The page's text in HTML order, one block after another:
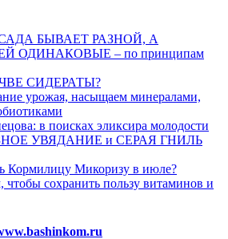
БЫВАЕТ РАЗНОЙ, А
ОДИНАКОВЫЕ – по принципам
СИДЕРАТЫ?
урожая, насыщаем минералами,
в поисках эликсира молодости
УВЯДАНИЕ и СЕРАЯ ГНИЛЬ
Кормилицу Микоризу в июле?
чтобы сохранить пользу витаминов и